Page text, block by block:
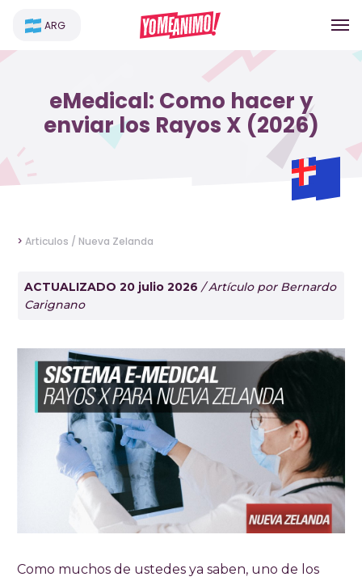
ARG
eMedical: Como hacer y
enviar los Rayos X (2026)
> Articulos / Nueva Zelanda
ACTUALIZADO 20 julio 2026 / Artículo por Bernardo
Carignano
Como muchos de ustedes ya saben, uno de los